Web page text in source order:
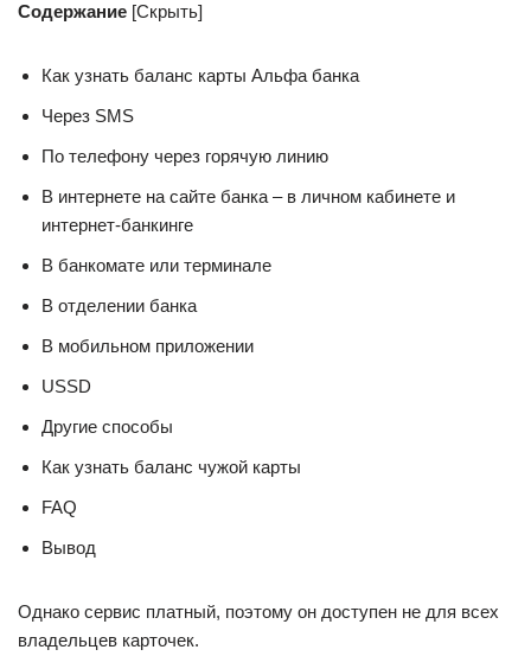
Содержание [Скрыть]
Как узнать баланс карты Альфа банка
Через SMS
По телефону через горячую линию
В интернете на сайте банка – в личном кабинете и
интернет-банкинге
В банкомате или терминале
В отделении банка
В мобильном приложении
USSD
Другие способы
Как узнать баланс чужой карты
FAQ
Вывод
Однако сервис платный, поэтому он доступен не для всех
владельцев карточек.